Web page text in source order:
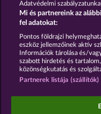
A cég
célt szolgálnak,
befolyásolják,
Adatvédelmi
Mi és partnereink az
fel adatokat:
Pontos földrajzi
eszköz jellemzőinek aktív
Információk tárolása és/
szabott hirdetés és
közönségkutatás és
Partnerek listája (szállítók)